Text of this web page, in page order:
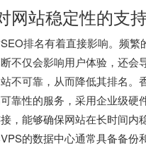
网站稳定性的支
排名有着直接影响。频繁
不仅会影响用户体验，还会
不可靠，从而降低其排名。
靠性的服务，采用企业级硬
，能够确保网站在长时间内
的数据中心通常具备备份